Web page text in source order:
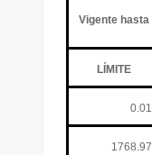
Vigente hasta
LÍMITE
0.01
1768.97